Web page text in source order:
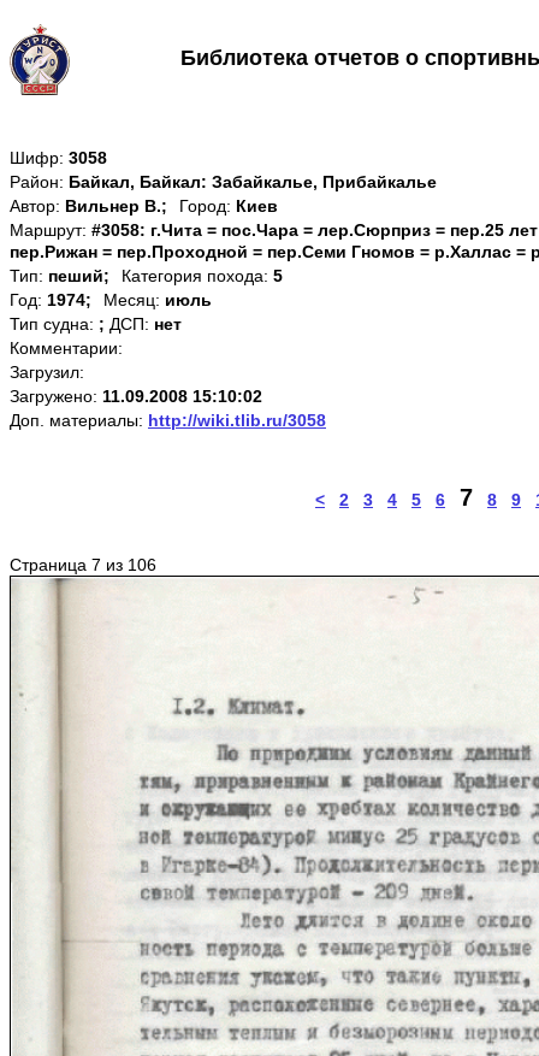
Библиотека отчетов о
Шифр: 3058
Район: Байкал, Байкал: Забайкалье, Прибайкалье
Автор: Вильнер В.; Город: Киев
Маршрут: #3058: г.Чита = пос.Чара = лер.Сюрприз = пер.25
пер.Рижан = пер.Проходной = пер.Семи Гномов = р.Халлас =
Тип: пеший; Категория похода: 5
Год: 1974; Месяц: июль
Тип судна: ; ДСП: нет
Комментарии:
Загрузил:
Загружено: 11.09.2008 15:10:02
Доп. материалы: http://wiki.tlib.ru/3058
< 2 3 4 5 6 7 8 9
Страница 7 из 106